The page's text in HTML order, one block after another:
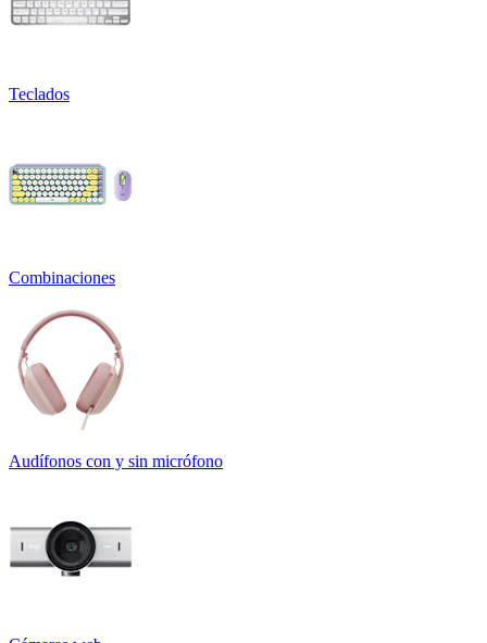
Teclados
Combinaciones
Audífonos con y sin micrófono